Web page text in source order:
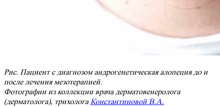
Рис. Пациент с диагнозом андрогенетическая алопеция до и
после лечения мезотерапией.
Фотографии из коллекции врача дерматовенеролога
(дерматолога), трихологаКонстантиновой В.А.